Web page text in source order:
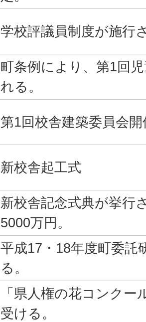
学校評議員制度が施行
町条例により、第1回
れる。
第1回校舎建築委員会
新校舎起工式
新校舎記念式典が挙行
5000万円。
平成17・18年度町委託
る。
「県人権の花コンク
受ける。